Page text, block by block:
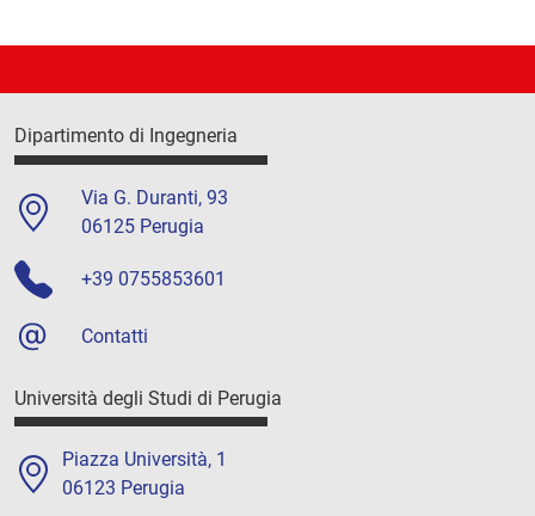
Dipartimento di Ingegneria
Via G. Duranti, 93
06125 Perugia
+39 0755853601
Contatti
Università degli Studi di Perugia
Piazza Università, 1
06123 Perugia